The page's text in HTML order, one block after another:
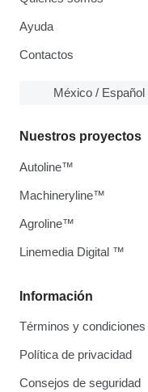
Ayuda
Contactos
México / Español
Información
Términos y condiciones
Política de privacidad
Consejos de seguridad
Nuestros proyectos
Autoline™
Machineryline™
Agroline™
Linemedia Digital ™